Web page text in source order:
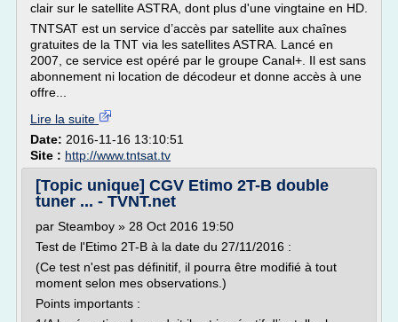
clair sur le satellite ASTRA, dont plus d'une vingtaine en HD.
TNTSAT est un service d’accès par satellite aux chaînes
gratuites de la TNT via les satellites ASTRA. Lancé en
2007, ce service est opéré par le groupe Canal+. Il est sans
abonnement ni location de décodeur et donne accès à une
offre...
Lire la suite
Date: 2016-11-16 13:10:51
Site : http://www.tntsat.tv
[Topic unique] CGV Etimo 2T-B double
tuner ... - TVNT.net
par Steamboy » 28 Oct 2016 19:50
Test de l'Etimo 2T-B à la date du 27/11/2016 :
(Ce test n'est pas définitif, il pourra être modifié à tout
moment selon mes observations.)
Points importants :